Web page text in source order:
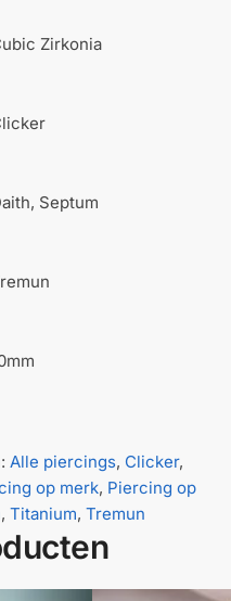
Zirkonia
Septum
Alle piercings, Clicker,
op merk, Piercing op
, Titanium, Tremun